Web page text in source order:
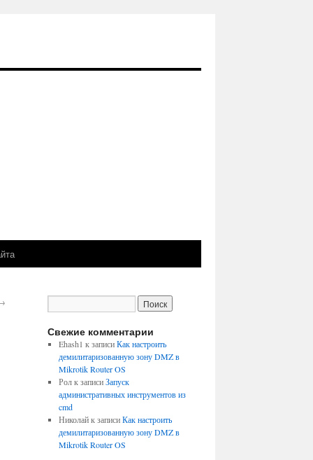
Свежие комментарии
Ehash1 к записиКак настроить
демилитаризованную зону DMZ в
Mikrotik Router OS
Ролк записиЗапуск
административных инструментов из
cmd
Николайк записиКак настроить
демилитаризованную зону DMZ в
Mikrotik Router OS